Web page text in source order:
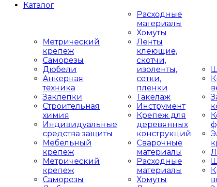
Каталог
Метрический
крепеж
Саморезы
Дюбели
Анкерная
техника
Заклепки
Строительная
химия
Индивидуальные
средства защиты
Мебельный
крепеж
Метрический
крепеж
Саморезы
Расходные
материалы
Хомуты
Ленты
клеющие,
скотчи,
изоленты,
сетки,
пленки
Такелаж
Инструмент
Крепеж для
деревянных
конструкций
Сварочные
материалы
Расходные
материалы
Хомуты